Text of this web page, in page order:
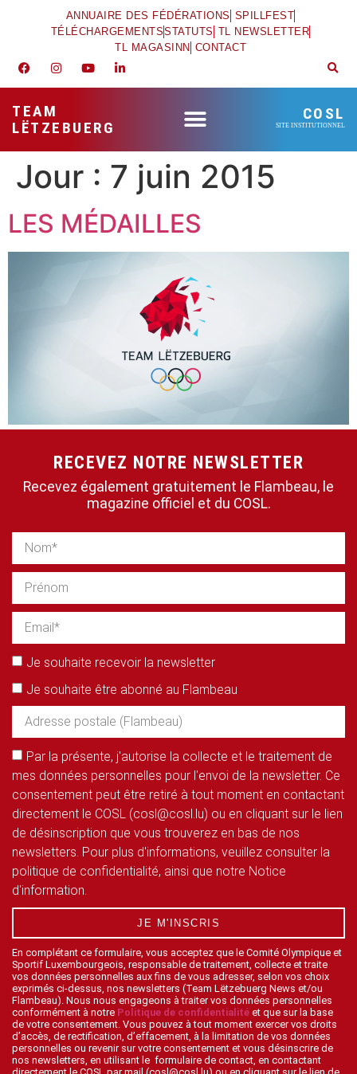
ANNUAIRE DES FÉDÉRATIONS SPILLFEST
TÉLÉCHARGEMENTSSTATUTS TL NEWSLETTER
TL MAGASINN CONTACT
TEAM
LËTZEBUERG
COSL
SITE INSTITUTIONNEL
Jour : 7 juin 2015
LES MÉDAILLES
RECEVEZ NOTRE NEWSLETTER
Recevez également gratuitement le Flambeau, le
magazine officiel et du COSL.
Je souhaite recevoir la newsletter
Je souhaite être abonné au Flambeau
Par la présente, j'autorise la collecte et le traitement de
mes données personnelles pour l'envoi de la newsletter. Ce
consentement peut être retiré à tout moment en contactant
directement le COSL (cosl@cosl.lu) ou en cliquant sur le lien
de désinscription que vous trouverez en bas de nos
newsletters. Pour plus d'informations, veuillez consulter la
politique de confidentialité, ainsi que notre Notice
d'information.
JE M'INSCRIS
En complétant ce formulaire, vous acceptez que le Comité Olympique et
Sportif Luxembourgeois, responsable de traitement, collecte et traite
vos données personnelles aux fins de vous adresser, selon vos choix
exprimés ci-dessus, nos newsletters (Team Lëtzebuerg News et/ou
Flambeau). Nous nous engageons à traiter vos données personnelles
conformément à notre Politique de confidentialité et que sur la base
de votre consentement. Vous pouvez à tout moment exercer vos droits
d’accès, de rectification, d’effacement, à la limitation de vos données
personnelles ou revenir sur votre consentement et vous désinscrire de
nos newsletters, en utilisant le formulaire de contact, en contactant